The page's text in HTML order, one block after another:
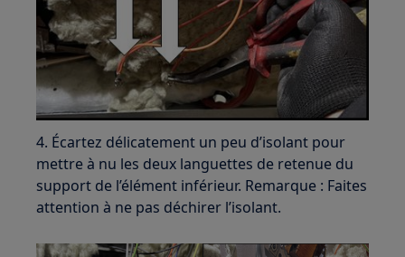
4. Écartez délicatement un peu d’isolant pour
mettre à nu les deux languettes de retenue du
support de l’élément inférieur. Remarque : Faites
attention à ne pas déchirer l’isolant.